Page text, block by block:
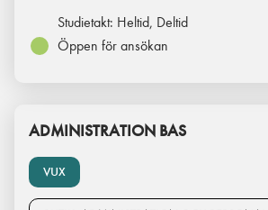
Studietakt: Heltid, Deltid
Öppen för ansökan
VUX
ADMINISTRATION BAS